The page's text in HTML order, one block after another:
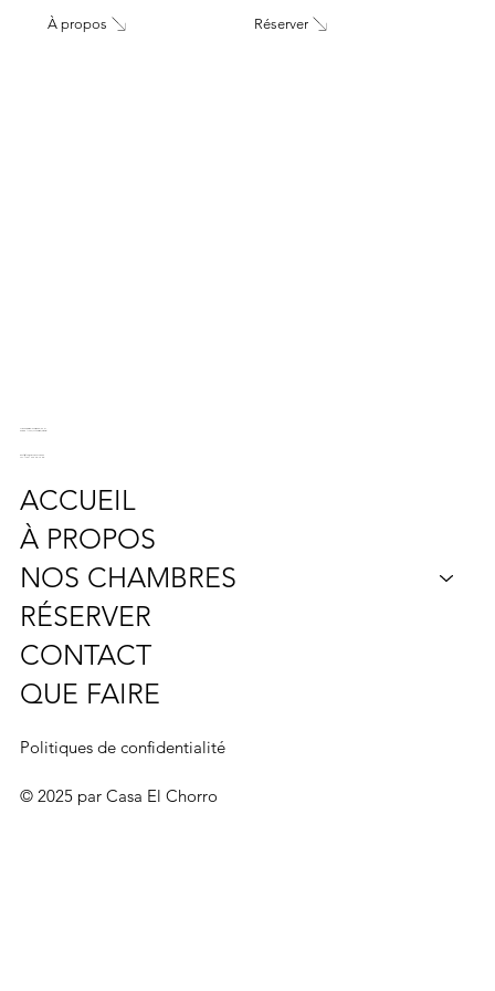
À propos Réserver
Diseminado Poligono, 24, 21,
29552 Álora, Málaga, Spain
info@casaelchorro.com
Tel: (+34) 604 48 73 85
ACCUEIL
À PROPOS
NOS CHAMBRES
RÉSERVER
CONTACT
QUE FAIRE
Politiques de confidentialité
© 2025 par Casa El Chorro